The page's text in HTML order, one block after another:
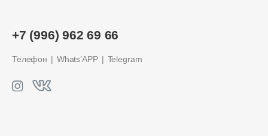
+7 (996) 962 69 66
Телефон Whats’APP Telegram